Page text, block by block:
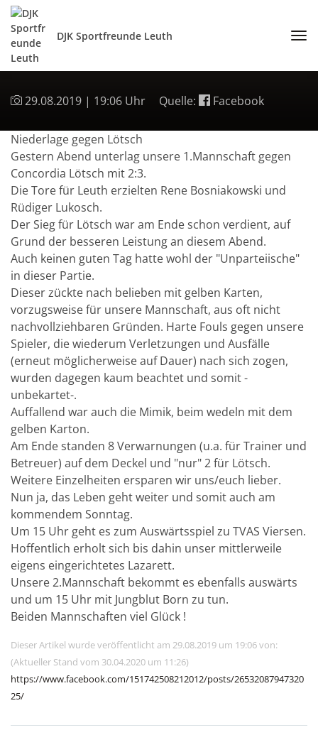
DJK Sportfreunde Leuth
29.08.2019 | 19:06 Uhr Quelle: Facebook
Niederlage gegen Lötsch
Gestern Abend unterlag unsere 1.Mannschaft gegen
Concordia Lötsch mit 2:3.
Die Tore für Leuth erzielten Rene Bosniakowski und
Rüdiger Lukosch.
Der Sieg für Lötsch war am Ende schon verdient, auf
Grund der besseren Leistung an diesem Abend.
Auch keinen guten Tag hatte wohl der "Unparteiische"
in dieser Partie.
Dieser zückte nach belieben mit gelben Karten,
vorzugsweise für unsere Mannschaft, aus oft nicht
nachvollziehbaren Gründen. Harte Fouls gegen unsere
Spieler, die wiederum Verletzungen und Ausfälle
(erneut möglicherweise auf Dauer) nach sich zogen,
wurden dagegen kaum beachtet und somit -
unbekartet-.
Auffallend war auch die Mimik, beim wedeln mit dem
gelben Karton.
Am Ende standen 8 Verwarnungen (u.a. für Trainer und
Betreuer) auf dem Deckel und "nur" 2 für Lötsch.
Weitere Einzelheiten ersparen wir uns/euch lieber.
Nun ja, das Leben geht weiter und somit auch am
kommendem Sonntag.
Um 15 Uhr geht es zum Auswärtsspiel zu TVAS Viersen.
Hoffentlich erholt sich bis dahin unser mittlerweile
eigens eingerichtetes Lazarett.
Unsere 2.Mannschaft bekommt es ebenfalls auswärts
und um 15 Uhr mit Jungblut Born zu tun.
Beiden Mannschaften viel Glück !
Dieser Artikel wurde veröffentlicht am 29.08.2019 um 19:06 von:
(Aktueller Stand vom 30.04.2020 um 11:26)
https://www.facebook.com/151742508212012/posts/26532087947320
25/